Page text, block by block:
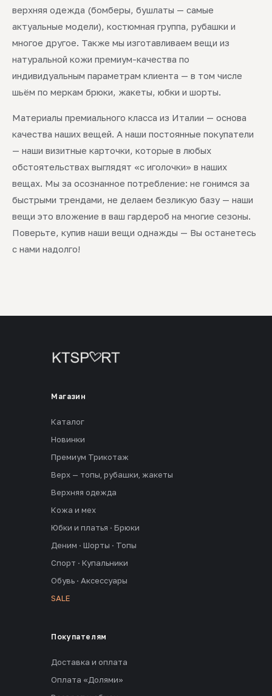
верхняя одежда (бомберы, бушлаты — самые
актуальные модели), костюмная группа, рубашки и
многое другое. Также мы изготавливаем вещи из
натуральной кожи премиум-качества по
индивидуальным параметрам клиента — в том числе
шьём по меркам брюки, жакеты, юбки и шорты.
Материалы премиального класса из Италии — основа
качества наших вещей. А наши постоянные покупатели
— наши визитные карточки, которые в любых
обстоятельствах выглядят «с иголочки» в наших
вещах. Мы за осознанное потребление: не гонимся за
быстрыми трендами, не делаем безликую базу — наши
вещи это вложение в ваш гардероб на многие сезоны.
Поверьте, купив наши вещи однажды — Вы останетесь
с нами надолго!
Магазин
Каталог
Новинки
Премиум Трикотаж
Верх — топы, рубашки, жакеты
Верхняя одежда
Кожа и мех
Юбки и платья · Брюки
Деним · Шорты · Топы
Спорт · Купальники
Обувь · Аксессуары
SALE
Покупателям
Доставка и оплата
Оплата «Долями»